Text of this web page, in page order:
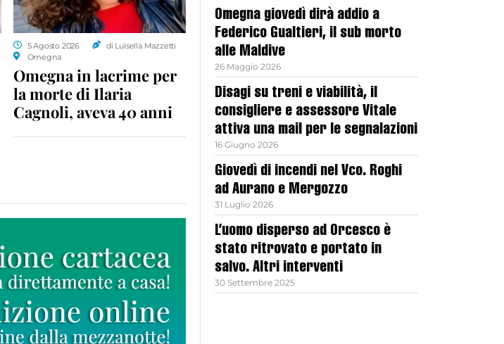
5 Agosto 2026
di Luisella Mazzetti
Omegna
Omegna in lacrime per
la morte di Ilaria
Cagnoli, aveva 40 anni
Omegna giovedì dirà addio a
Federico Gualtieri, il sub morto
alle Maldive
26 Maggio 2026
Disagi su treni e viabilità, il
consigliere e assessore Vitale
attiva una mail per le segnalazioni
16 Giugno 2026
Giovedì di incendi nel Vco. Roghi
ad Aurano e Mergozzo
31 Luglio 2026
L’uomo disperso ad Orcesco è
stato ritrovato e portato in
salvo. Altri interventi
30 Settembre 2025